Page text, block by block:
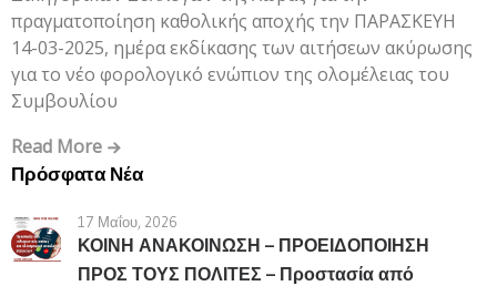
πραγματοποίηση καθολικής αποχής την ΠΑΡΑΣΚΕΥΗ
14-03-2025, ημέρα εκδίκασης των αιτήσεων ακύρωσης
για το νέο φορολογικό ενώπιον της ολομέλειας του
Συμβουλίου
Read More
Πρόσφατα Νέα
17 Μαΐου, 2026
ΚΟΙΝΗ ΑΝΑΚΟΙΝΩΣΗ – ΠΡΟΕΙΔΟΠΟΙΗΣΗ
ΠΡΟΣ ΤΟΥΣ ΠΟΛΙΤΕΣ – Προστασία από